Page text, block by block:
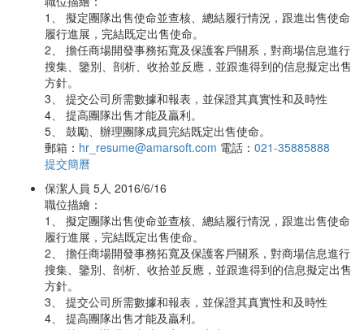
1、 擬定團隊出售使命並查核、總結履行情況，跟進出售使命
履行進展，完結既定出售使命。
2、 擔任商場開發事務拓寬及保護客戶關系，對商場信息進行
搜集、鑒別、剖析、收拾並反應，並跟進得到的信息擬定出售
方針。
3、 提交公司所需數據和報表，並保證其真實性和及時性
4、 提高團隊出售才能及贏利。
5、 鼓勵、辦理團隊成員完結既定出售使命。
郵箱： hr_resume@amarsoft.com 電話： 021-35885888
提交簡曆
保潔人員 5人 2016/6/16
職位描繪：
1、 擬定團隊出售使命並查核、總結履行情況，跟進出售使命
履行進展，完結既定出售使命。
2、 擔任商場開發事務拓寬及保護客戶關系，對商場信息進行
搜集、鑒別、剖析、收拾並反應，並跟進得到的信息擬定出售
方針。
3、 提交公司所需數據和報表，並保證其真實性和及時性
4、 提高團隊出售才能及贏利。